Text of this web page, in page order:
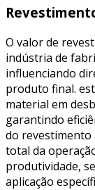
O valor de
indústria de
influenciando
produto final.
material em
garantindo
do revestimento
total da
produtividade,
aplicação